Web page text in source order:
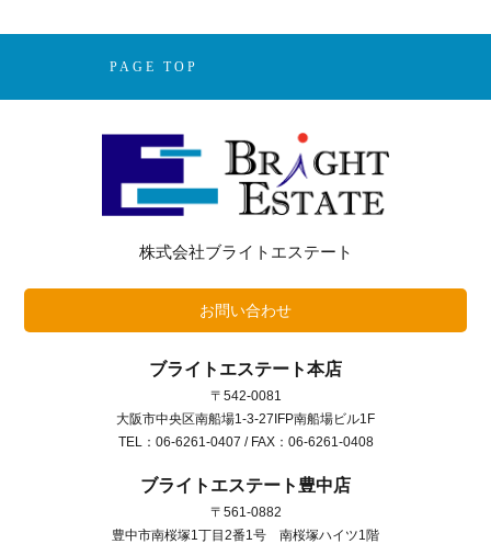
PAGE TOP
株式会社ブライトエステート
お問い合わせ
ブライトエステート本店
〒542-0081
大阪市中央区南船場1-3-27IFP南船場ビル1F
TEL：06-6261-0407 / FAX：06-6261-0408
ブライトエステート豊中店
〒561-0882
豊中市南桜塚1丁目2番1号 南桜塚ハイツ1階